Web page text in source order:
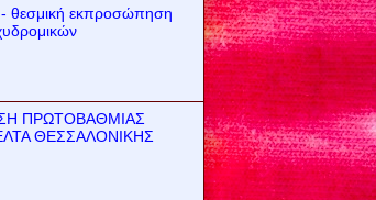
- θεσμική εκπροσώπηση
ΠΡΩΤΟΒΑΘΜΙΑΣ
ΘΕΣΣΑΛΟΝΙΚΗΣ